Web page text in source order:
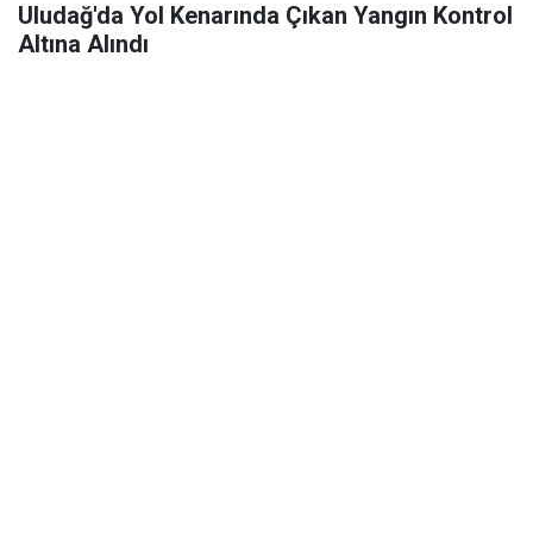
Uludağ'da Yol Kenarında Çıkan Yangın Kontrol
Altına Alındı